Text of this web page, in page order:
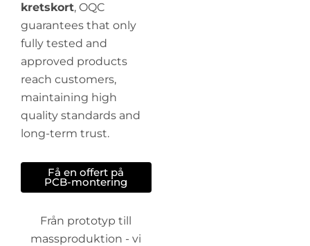
kretskort, OQC
guarantees that only
fully tested and
approved products
reach customers,
maintaining high
quality standards and
long-term trust.
Få en offert på
PCB-montering
Från prototyp till
massproduktion - vi